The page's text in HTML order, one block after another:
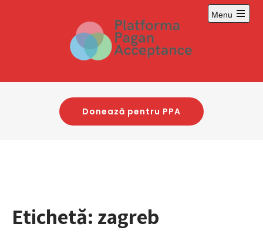
Donează pentru PPA
Menu
Open
Etichetă: zagreb